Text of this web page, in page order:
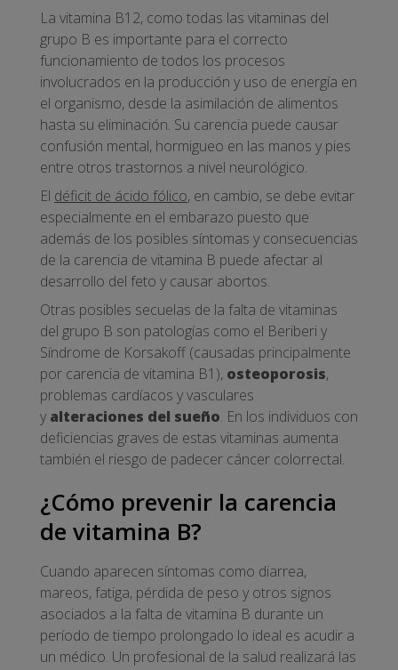
La vitamina B12, como todas las vitaminas del
grupo B es importante para el correcto
funcionamiento de todos los procesos
involucrados en la producción y uso de energía en
el organismo, desde la asimilación de alimentos
hasta su eliminación. Su carencia puede causar
confusión mental, hormigueo en las manos y pies
entre otros trastornos a nivel neurológico.
El déficit de ácido fólico, en cambio, se debe evitar
especialmente en el embarazo puesto que
además de los posibles síntomas y consecuencias
de la carencia de vitamina B puede afectar al
desarrollo del feto y causar abortos.
Otras posibles secuelas de la falta de vitaminas
del grupo B son patologías como el Beriberi y
Síndrome de Korsakoff (causadas principalmente
por carencia de vitamina B1), osteoporosis,
problemas cardíacos y vasculares
y alteraciones del sueño. En los individuos con
deficiencias graves de estas vitaminas aumenta
también el riesgo de padecer cáncer colorrectal.
¿Cómo prevenir la carencia
de vitamina B?
Cuando aparecen síntomas como diarrea,
mareos, fatiga, pérdida de peso y otros signos
asociados a la falta de vitamina B durante un
período de tiempo prolongado lo ideal es acudir a
un médico. Un profesional de la salud realizará las